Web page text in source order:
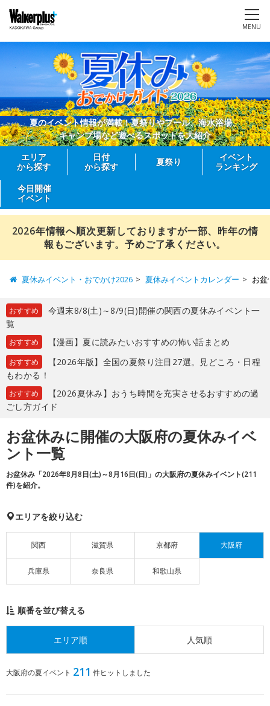
MENU
夏のイベント情報が満載！夏祭りやプール、海水浴場、
キャンプ場など遊べるスポットを大紹介
エリア
から探す
日付
から探す
夏祭り
イベント
ランキング
今日開催
イベント
2026年情報へ順次更新しておりますが一部、昨年の情
報もございます。予めご了承ください。
夏休みイベント・おでかけ2026 夏休みイベントカレンダー お盆
おすすめ
今週末8/8(土)～8/9(日)開催の関西の夏休みイベント一
覧
おすすめ 【漫画】夏に読みたいおすすめの怖い話まとめ
おすすめ
【2026年版】全国の夏祭り注目27選。見どころ・日程
もわかる！
おすすめ
【2026夏休み】おうち時間を充実させるおすすめの過
ごし方ガイド
お盆休みに開催の大阪府の夏休みイベ
ント一覧
お盆休み「2026年8月8日(土)～8月16日(日)」の大阪府の夏休みイベント(211
件)を紹介。
エリアを絞り込む
関西 滋賀県 京都府 大阪府
兵庫県 奈良県 和歌山県
順番を並び替える
エリア順 人気順
大阪府の夏イベント 211 件ヒットしました